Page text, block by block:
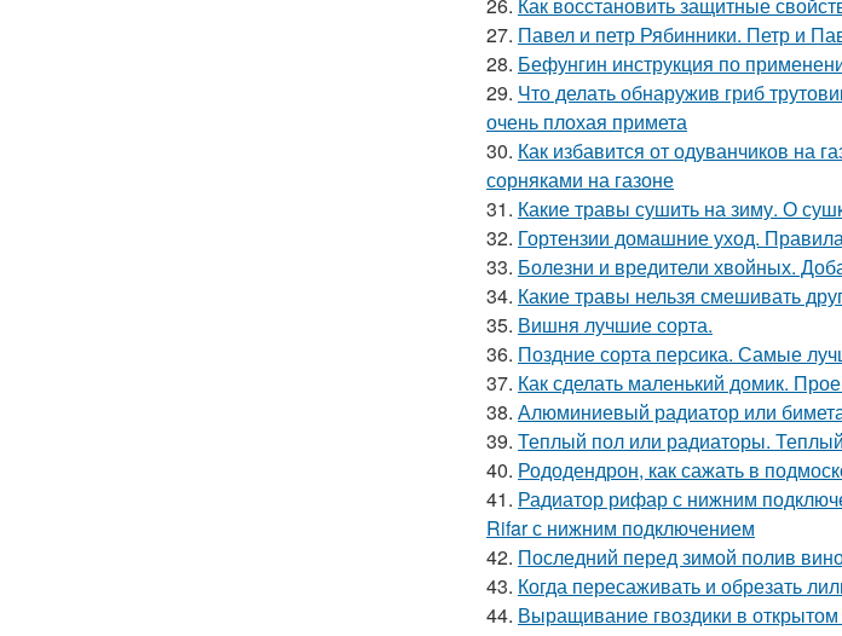
27. Павел и петр Рябинники. Петр и
28. Бефунгин инструкция по
29. Что делать обнаружив гриб
очень плохая примета
30. Как избавится от одуванчиков на
сорняками на газоне
31. Какие травы сушить на зиму. О
32. Гортензии домашние уход.
33. Болезни и вредители хвойных.
34. Какие травы нельзя смешивать
35. Вишня лучшие сорта.
36. Поздние сорта персика. Самые
37. Как сделать маленький домик.
38. Алюминиевый радиатор или
39. Теплый пол или радиаторы.
40. Рододендрон, как сажать в
41. Радиатор рифар с нижним
Rifar с нижним подключением
42. Последний перед зимой полив
43. Когда пересаживать и обрезать
44. Выращивание гвоздики в